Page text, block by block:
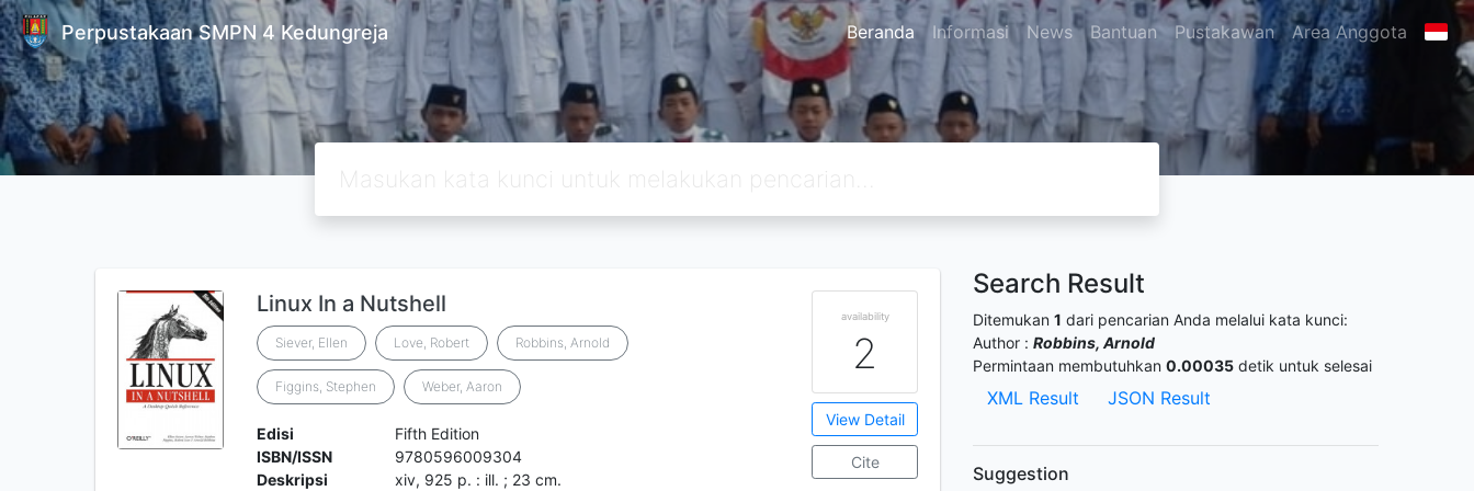
Perpustakaan SMPN 4 Kedungreja Beranda Informasi News Bantuan Pustakawan Area Anggota
Linux In a Nutshell
Siever, Ellen Love, Robert Robbins, Arnold
Figgins, Stephen Weber, Aaron
Edisi
Fifth Edition
ISBN/ISSN
9780596009304
Deskripsi
xiv, 925 p. : ill. ; 23 cm.
availability
2
View Detail
Cite
Search Result
Ditemukan 1 dari pencarian Anda melalui kata kunci:
Author : Robbins, Arnold
Permintaan membutuhkan 0.00035 detik untuk selesai
XML Result JSON Result
Suggestion